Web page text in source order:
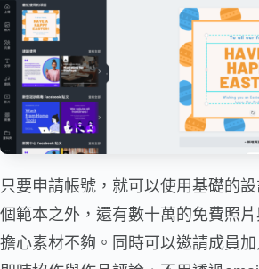
只要申請帳號，就可以使用基礎的
個範本之外，還有數十萬的免費照
擔心素材不夠。同時可以邀請成員